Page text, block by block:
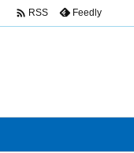
 RSS Feedly